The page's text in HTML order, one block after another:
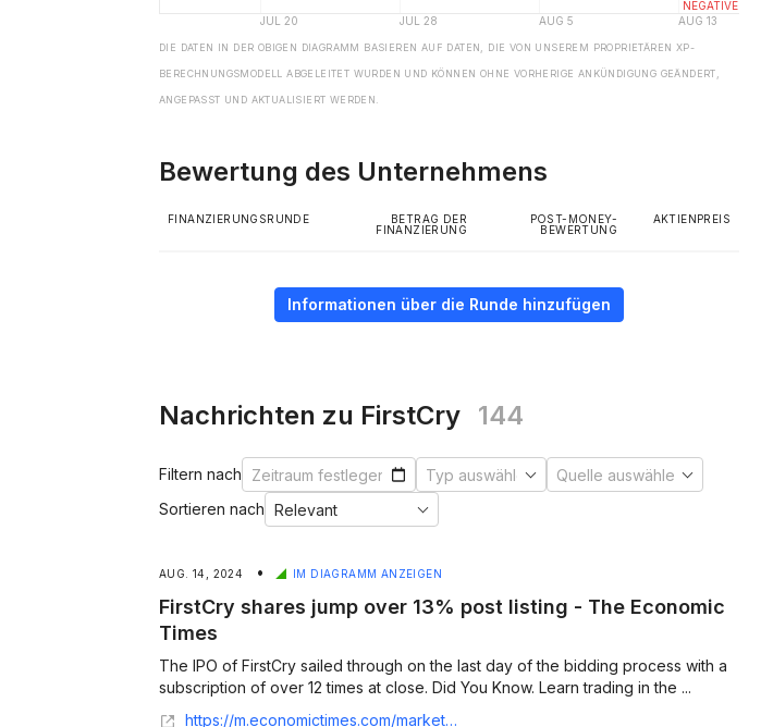
DIE DATEN IN DER OBIGEN DIAGRAMM BASIEREN AUF DATEN, DIE VON UNSEREM PROPRIETÄREN XP-
BERECHNUNGSMODELL ABGELEITET WURDEN UND KÖNNEN OHNE VORHERIGE ANKÜNDIGUNG GEÄNDERT,
ANGEPASST UND AKTUALISIERT WERDEN.
Bewertung des Unternehmens
FINANZIERUNGSRUNDE
BETRAG DER
FINANZIERUNG
POST-MONEY-
BEWERTUNG
AKTIENPREIS
Informationen über die Runde hinzufügen
Nachrichten zu FirstCry 144
Filtern nach
Sortieren nach
AUG. 14, 2024 • IM DIAGRAMM ANZEIGEN
FirstCry shares jump over 13% post listing - The Economic
Times
The IPO of FirstCry sailed through on the last day of the bidding process with a
subscription of over 12 times at close. Did You Know. Learn trading in the ...
https://m.economictimes.com/markets/stocks/news/firstcry-shares-jump-over-13-post-listing/articleshow/112493403.cms